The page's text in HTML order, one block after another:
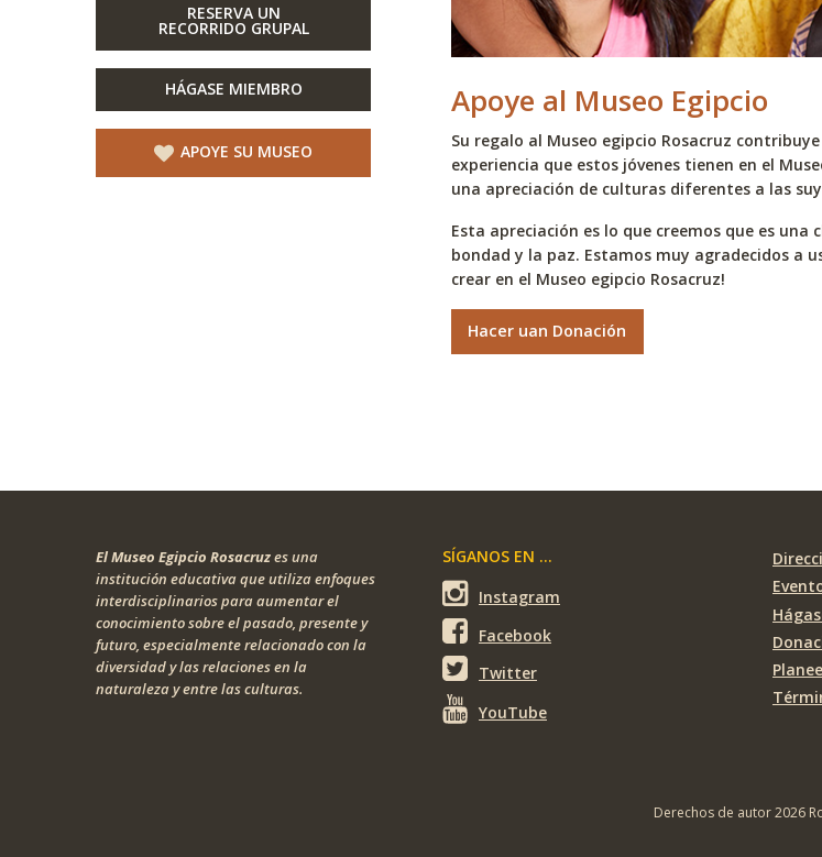
RESERVA UN
RECORRIDO GRUPAL
HÁGASE MIEMBRO
APOYE SU MUSEO
Apoye al Museo Egipcio
Su regalo al Museo egipcio Rosacruz
experiencia que estos jóvenes tienen en el
una apreciación de culturas diferentes a las
Esta apreciación es lo que creemos que es
bondad y la paz. Estamos muy agradecidos a
crear en el Museo egipcio Rosacruz!
Hacer uan Donación
El Museo Egipcio Rosacruzes una
institución educativa que utiliza enfoques
interdisciplinarios para aumentar el
conocimiento sobre el pasado, presente y
futuro, especialmente relacionado con la
diversidad y las relaciones en la
naturaleza y entre las culturas.
SÍGANOS EN ...
Instagram
Facebook
Twitter
YouTube
Derechos de autor 2026